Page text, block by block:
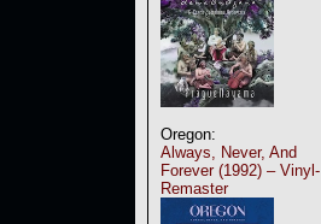
Oregon:
Always, Never, And
Forever (1992) – Vinyl-
Remaster